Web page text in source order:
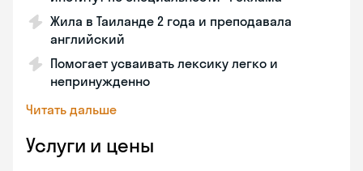
Жила в Таиланде 2 года и преподавала
английский
Помогает усваивать лексику легко и
непринужденно
Читать дальше
Услуги и цены